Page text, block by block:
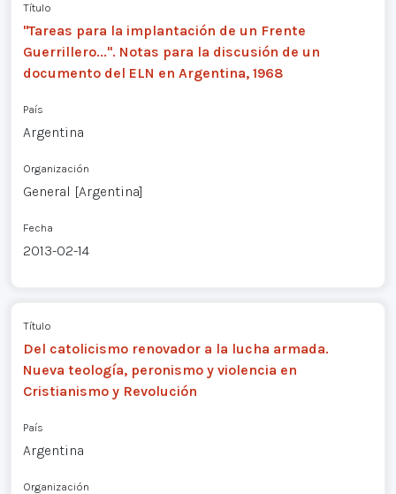
Título
"Tareas para la implantación de un Frente
Guerrillero...". Notas para la discusión de un
documento del ELN en Argentina, 1968
País
Argentina
Organización
General [Argentina]
Fecha
2013-02-14
Título
Del catolicismo renovador a la lucha armada.
Nueva teología, peronismo y violencia en
Cristianismo y Revolución
País
Argentina
Organización